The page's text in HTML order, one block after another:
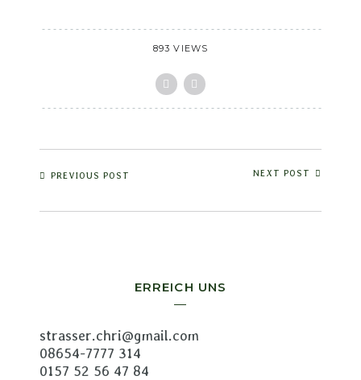
893 VIEWS
PREVIOUS POST NEXT POST
ERREICH UNS
strasser.chri@gmail.com
08654-7777 314
0157 52 56 47 84